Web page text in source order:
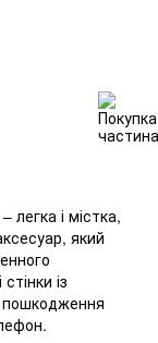
легка і містка,
який
із
пошкодження